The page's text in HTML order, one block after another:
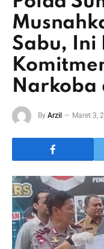
Sabu, Ini
Narkoba
By Arzil Maret 3,